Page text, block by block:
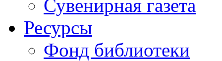
Сувенирная газета
Ресурсы
Фонд библиотеки